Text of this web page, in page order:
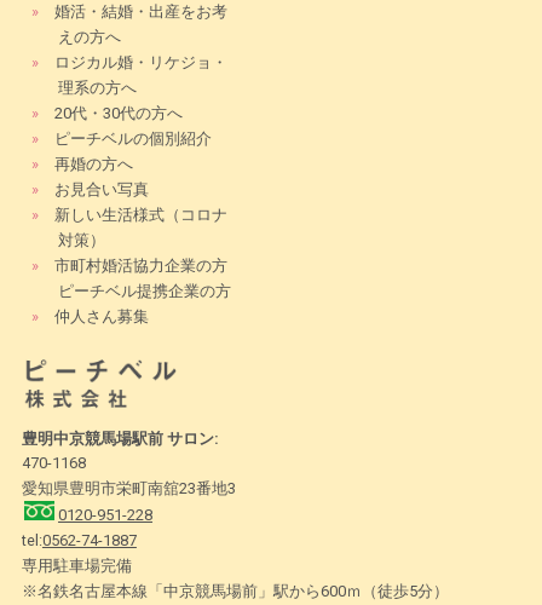
»
婚活・結婚・出産をお考
えの方へ
»
ロジカル婚・リケジョ・
理系の方へ
»
20代・30代の方へ
»
ピーチベルの個別紹介
»
再婚の方へ
»
お見合い写真
»
新しい生活様式（コロナ
対策）
»
市町村婚活協力企業の方
ピーチベル提携企業の方
»
仲人さん募集
豊明中京競馬場駅前 サロン:
470-1168
愛知県豊明市栄町南舘23番地3
0120-951-228
tel:0562-74-1887
専用駐車場完備
※名鉄名古屋本線「中京競馬場前」駅から600ｍ（徒歩5分）